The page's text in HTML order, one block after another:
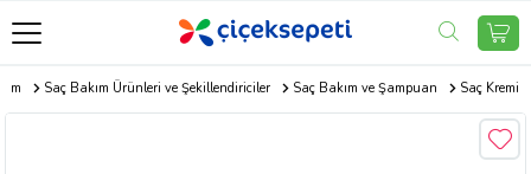
Saç Bakım Ürünleri ve Şekillendiriciler Saç Bakım ve Şampuan Saç Kremi